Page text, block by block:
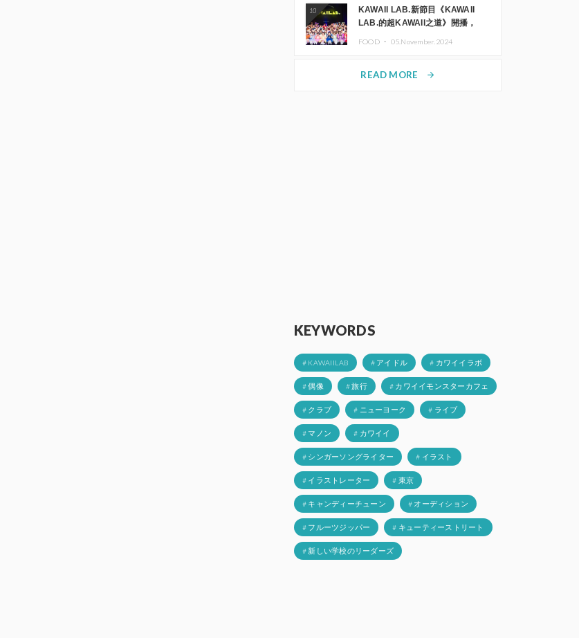
10
KAWAII LAB.新節目《KAWAII
LAB.的超KAWAII之道》開播，
FOOD ・ 05.November.2024
READ MORE arrow_forward
KEYWORDS
# KAWAIILAB # アイドル # カワイイラボ
# 偶像 # 旅行 # カワイイモンスターカフェ
# クラブ # ニューヨーク # ライブ
# マノン # カワイイ
# シンガーソングライター # イラスト
# イラストレーター # 東京
# キャンディーチューン # オーディション
# フルーツジッパー # キューティーストリート
# 新しい学校のリーダーズ